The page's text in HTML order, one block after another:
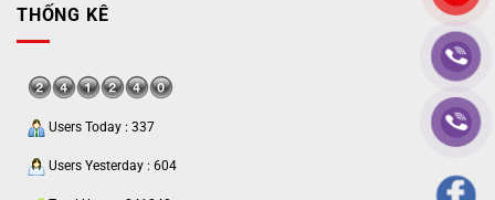
THỐNG KÊ
Users Today : 337
Users Yesterday : 604